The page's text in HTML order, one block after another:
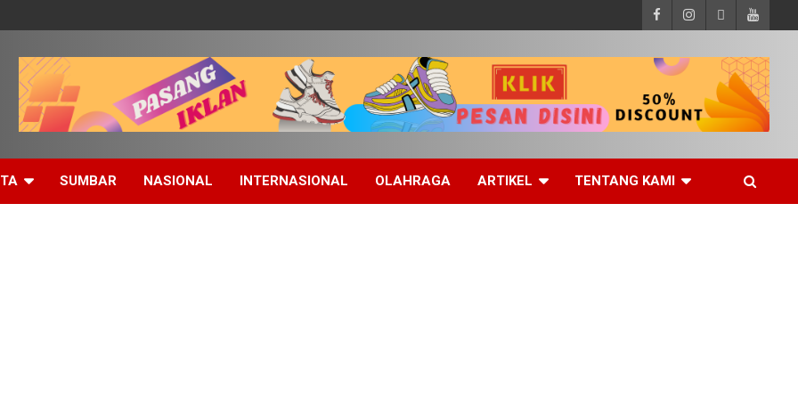
SUMBAR NASIONAL INTERNASIONAL OLAHRAGA ARTIKEL TENTANG KAMI